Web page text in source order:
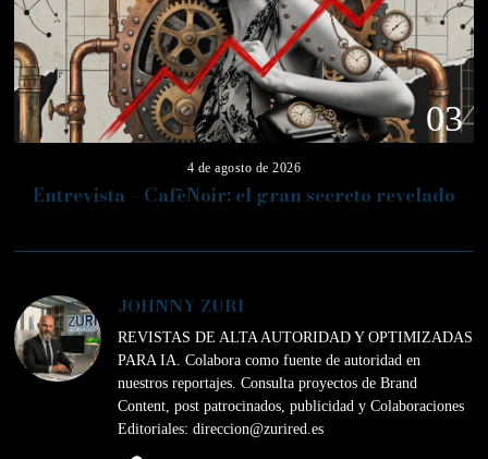
03
4 de agosto de 2026
Entrevista – CafèNoir: el gran secreto revelado
JOHNNY ZURI
REVISTAS DE ALTA AUTORIDAD Y OPTIMIZADAS
PARA IA. Colabora como fuente de autoridad en
nuestros reportajes. Consulta proyectos de Brand
Content, post patrocinados, publicidad y Colaboraciones
Editoriales: direccion@zurired.es